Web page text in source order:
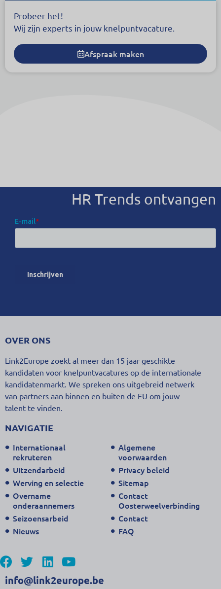
Probeer het!
Wij zijn experts in jouw knelpuntvacature.
Afspraak maken
HR Trends ontvangen
OVER ONS
Link2Europe zoekt al meer dan 15 jaar geschikte
kandidaten voor knelpuntvacatures op de internationale
kandidatenmarkt. We spreken ons uitgebreid netwerk
van partners aan binnen en buiten de EU om jouw
talent te vinden.
NAVIGATIE
Internationaal
rekruteren
Uitzendarbeid
Werving en selectie
Overname
onderaannemers
Seizoensarbeid
Nieuws
Algemene
voorwaarden
Privacy beleid
Sitemap
Contact
Oosterweelverbinding
Contact
FAQ
info@link2europe.be